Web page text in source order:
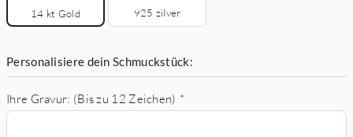
14 kt Gold 925 zilver
Personalisiere dein Schmuckstück:
Ihre Gravur: (Bis zu 12 Zeichen) *